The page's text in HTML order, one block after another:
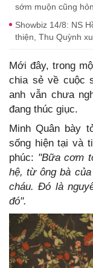
sớm muộn cũng
Showbiz 14/8: NS
thiện, Thu Quỳnh
Mới đây, trong
chia sẻ về cuộc
anh vẫn chưa
đang thúc giục.
Minh Quân bày
sống hiện tại và
phúc: "Bữa cơm
hệ, từ ông bà
cháu. Đó là
đó".